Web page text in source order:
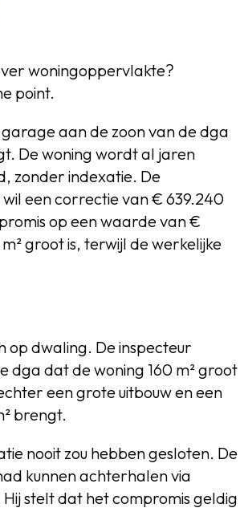
woningoppervlakte?
point.
aan de zoon van de dga
De woning wordt al jaren
zonder indexatie. De
een correctie van € 639.240
op een waarde van €
groot is, terwijl de werkelijke
op dwaling. De inspecteur
dga dat de woning 160 m² groot
een grote uitbouw en een
brengt.
nooit zou hebben gesloten. De
kunnen achterhalen via
stelt dat het compromis geldig